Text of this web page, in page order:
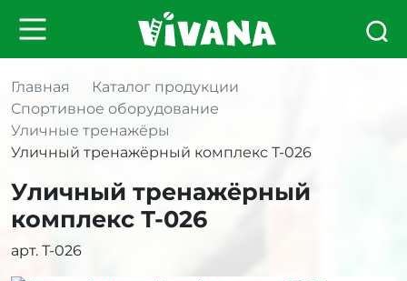
Главная
Каталог продукции
Спортивное оборудование
Уличные тренажёры
Уличный тренажёрный комплекс Т-026
Уличный тренажёрный
комплекс Т-026
арт. Т-026